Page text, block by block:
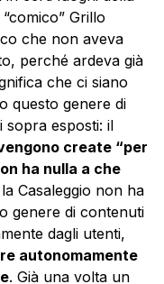
Grillo
che non aveva
perché ardeva già
che ci siano
questo genere di
sopra esposti: il
create “per
ha nulla a che
Casaleggio non ha
genere di contenuti
dagli utenti,
autonomamente
. Già una volta un